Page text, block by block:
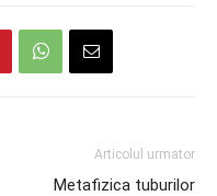
Articolul urmator
Metafizica tuburilor